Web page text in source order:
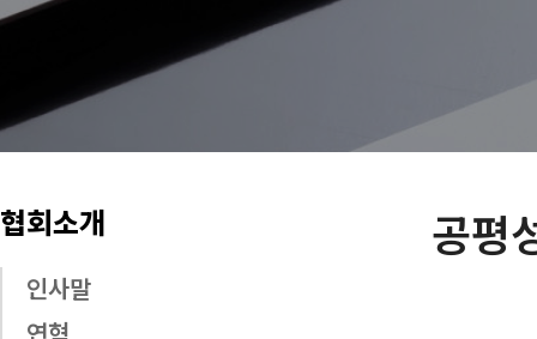
협회소개
인사말
공평